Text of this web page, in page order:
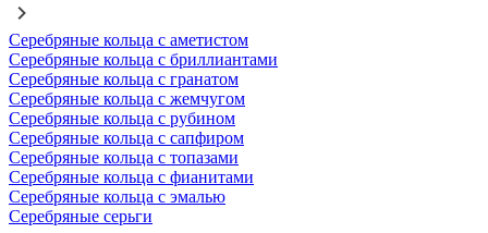
Серебряные кольца с аметистом
Серебряные кольца с бриллиантами
Серебряные кольца с гранатом
Серебряные кольца с жемчугом
Серебряные кольца с рубином
Серебряные кольца с сапфиром
Серебряные кольца с топазами
Серебряные кольца с фианитами
Серебряные кольца с эмалью
Серебряные серьги